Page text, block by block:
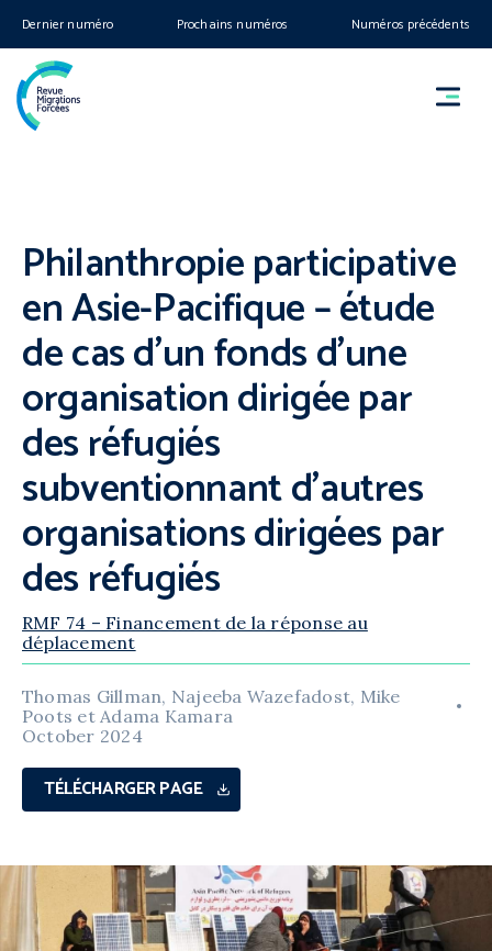
Dernier numéro Prochains numéros Numéros précédents
Philanthropie participative
en Asie-Pacifique – étude
de cas d’un fonds d’une
organisation dirigée par
des réfugiés
subventionnant d’autres
organisations dirigées par
des réfugiés
RMF 74 – Financement de la réponse au
déplacement
Thomas Gillman, Najeeba Wazefadost, Mike
Poots et Adama Kamara
October 2024
TÉLÉCHARGER PAGE